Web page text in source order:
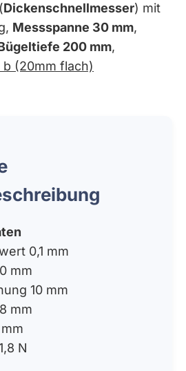
Dickenschnellmesser) mit
Messspanne 30 mm,
200 mm,
(20mm flach)
0,1 mm
mm
10 mm
mm
N